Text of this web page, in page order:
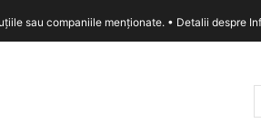
sau companiile menționate. • Detalii despre